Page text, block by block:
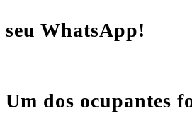
seu WhatsApp!
Um dos ocupantes